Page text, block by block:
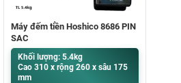
Máy đếm tiền Hoshico 8686 PIN
SẠC
Khối lượng: 5.4kg
Cao 310 x rộng 260 x sâu 175
mm